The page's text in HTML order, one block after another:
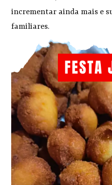
incrementar ainda mais e
familiares.